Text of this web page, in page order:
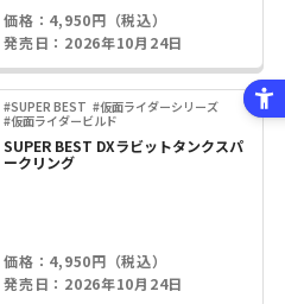
価格：4,950円（税込）
発売日：2026年10月24日
#SUPER BEST #仮面ライダーシリーズ
#仮面ライダービルド
SUPER BEST DXラビットタンクスパ
ークリング
価格：4,950円（税込）
発売日：2026年10月24日